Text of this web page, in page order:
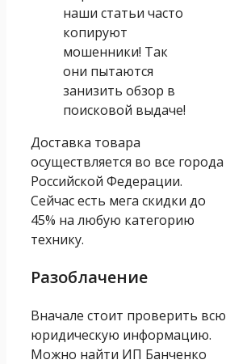
наши статьи часто
копируют
мошенники! Так
они пытаются
занизить обзор в
поисковой выдаче!
Доставка товара
осуществляется во все города
Российской Федерации.
Сейчас есть мега скидки до
45% на любую категорию
технику.
Разоблачение
Вначале стоит проверить всю
юридическую информацию.
Можно найти ИП Банченко